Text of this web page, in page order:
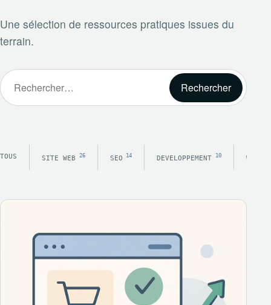
Une sélection de ressources pratiques issues du
terrain.
Rechercher :
TOUS SITE WEB 26 SEO 14 DEVELOPPEMENT 10